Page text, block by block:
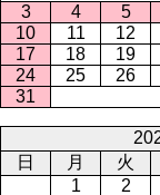
3
4 5
10
11 12
17
18 19
24
25 26
31
日
月 火
1
2